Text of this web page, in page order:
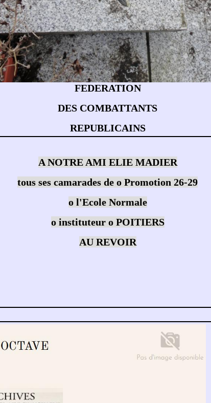
FEDERATION
DES COMBATTANTS
REPUBLICAINS
A NOTRE AMI ELIE MADIER
tous ses camarades de o Promotion 26-29
o l'Ecole Normale
o instituteur o POITIERS
AU REVOIR